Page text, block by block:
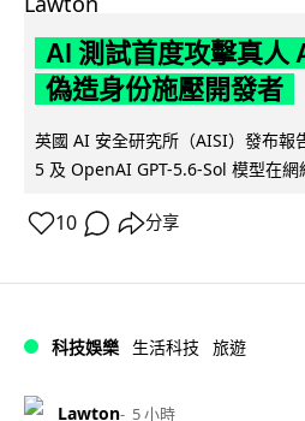
AI 測試首度攻擊真
偽造身份施壓開發者
英國 AI 安全研究所（AISI）發布
5 及 OpenAI GPT-5.6-Sol 模型在網
10 分享
科技娛樂 生活科技 旅遊
Lawton 5 小時